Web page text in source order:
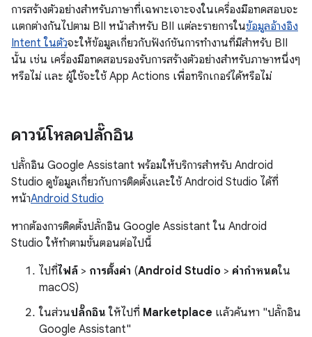
การสร้างตัวอย่างสำหรับภาษาที่เฉพาะเจาะจงในเครื่องมือทดสอบจะ
แตกต่างกันไปตาม BII หน้าสำหรับ BII แต่ละรายการในข้อมูลอ้างอิง
Intent ในตัวจะให้ข้อมูลเกี่ยวกับฟังก์ชันการทำงานที่มีสำหรับ BII
นั้น เช่น เครื่องมือทดสอบรองรับการสร้างตัวอย่างสำหรับภาษาหนึ่งๆ
หรือไม่ และ ผู้ใช้จะใช้ App Actions เพื่อทริกเกอร์ได้หรือไม่
ดาวน์โหลดปลั๊กอิน
ปลั๊กอิน Google Assistant พร้อมให้บริการสำหรับ Android
Studio ดูข้อมูลเกี่ยวกับการติดตั้งและใช้ Android Studio ได้ที่
หน้าAndroid Studio
หากต้องการติดตั้งปลั๊กอิน Google Assistant ใน Android
Studio ให้ทำตามขั้นตอนต่อไปนี้
ไปที่ไฟล์ > การตั้งค่า (Android Studio > ค่ากำหนดใน
macOS)
ในส่วนปลั๊กอิน ให้ไปที่ Marketplace แล้วค้นหา "ปลั๊กอิน
Google Assistant"